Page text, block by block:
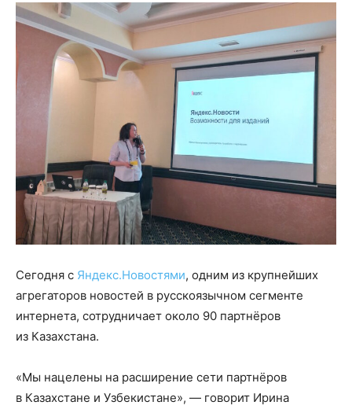
Сегодня с Яндекс.Новостями, одним из крупнейших
агрегаторов новостей в русскоязычном сегменте
интернета, сотрудничает около 90 партнёров
из Казахстана.
«Мы нацелены на расширение сети партнёров
в Казахстане и Узбекистане», — говорит Ирина